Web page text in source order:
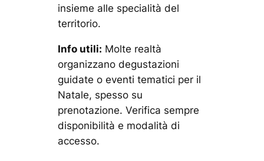
insieme alle specialità del
territorio.
Info utili: Molte realtà
organizzano degustazioni
guidate o eventi tematici per il
Natale, spesso su
prenotazione. Verifica sempre
disponibilità e modalità di
accesso.